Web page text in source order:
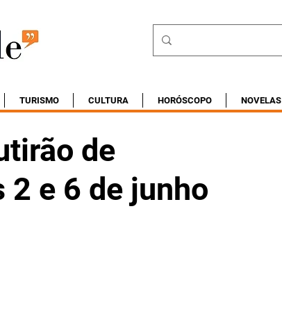
TURISMO CULTURA HORÓSCOPO NOVELAS
de
e 6 de junho